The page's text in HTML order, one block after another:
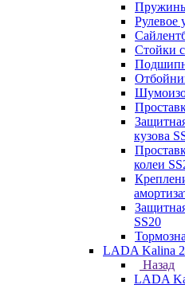
Пружины
Рулевое
Стойки
кузова
колеи
SS20
LADA Kalina 2
Назад
LADA